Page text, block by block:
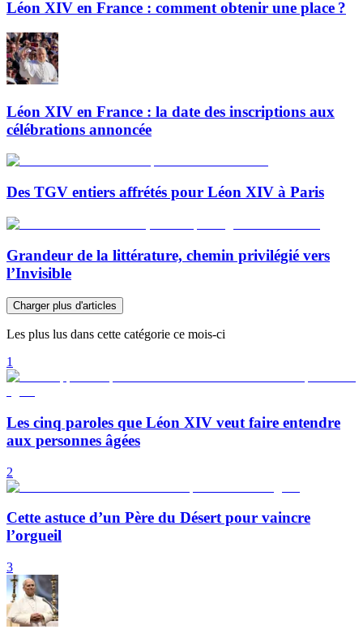
Léon XIV en France : comment obtenir une place ?
Léon XIV en France : la date des inscriptions aux
célébrations annoncée
Des TGV entiers affrétés pour Léon XIV à Paris
Grandeur de la littérature, chemin privilégié vers
l’Invisible
Charger plus d'articles
Les plus lus dans cette catégorie ce mois-ci
1
Les cinq paroles que Léon XIV veut faire entendre
aux personnes âgées
2
Cette astuce d’un Père du Désert pour vaincre
l’orgueil
3